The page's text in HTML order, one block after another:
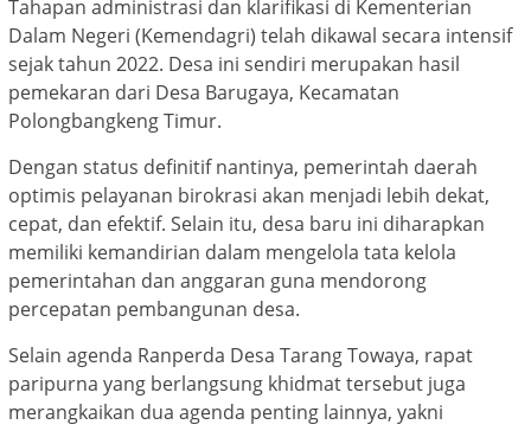
Tahapan administrasi dan klarifikasi di Kementerian
Dalam Negeri (Kemendagri) telah dikawal secara intensif
sejak tahun 2022. Desa ini sendiri merupakan hasil
pemekaran dari Desa Barugaya, Kecamatan
Polongbangkeng Timur.
Dengan status definitif nantinya, pemerintah daerah
optimis pelayanan birokrasi akan menjadi lebih dekat,
cepat, dan efektif. Selain itu, desa baru ini diharapkan
memiliki kemandirian dalam mengelola tata kelola
pemerintahan dan anggaran guna mendorong
percepatan pembangunan desa.
Selain agenda Ranperda Desa Tarang Towaya, rapat
paripurna yang berlangsung khidmat tersebut juga
merangkaikan dua agenda penting lainnya, yakni